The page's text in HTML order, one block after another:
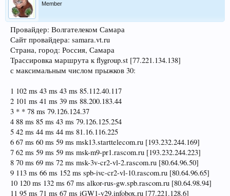
Member
Провайдер: Волгателеком Самара
Сайт провайдера: samara.vt.ru
Страна, город: Россия, Самара
Трассировка маршрута к flygroup.st [77.221.134.138]
с максимальным числом прыжков 30:
1 102 ms 43 ms 43 ms 85.112.40.117
2 101 ms 41 ms 39 ms 88.200.183.44
3 * * 78 ms 79.126.124.37
4 88 ms 85 ms 43 ms 79.126.125.254
5 42 ms 44 ms 44 ms 81.16.116.225
6 67 ms 60 ms 59 ms msk13.starttelecom.ru [193.232.244.169]
7 62 ms 59 ms 59 ms msk-m9-pr1.rascom.ru [193.232.244.223]
8 70 ms 69 ms 72 ms msk-3v-cr2-vl-2.rascom.ru [80.64.96.50]
9 113 ms 66 ms 152 ms spb-ivc-cr2-vl-10.rascom.ru [80.64.96.65]
10 120 ms 132 ms 67 ms alkor-rus-gw.spb.rascom.ru [80.64.98.94]
11 95 ms 71 ms 67 ms iGW1-v29.infobox.ru [77.221.128.6]